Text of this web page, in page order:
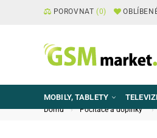
POROVNAT(0)
MOBILY, TABLETY
Domů Počítače a doplňky